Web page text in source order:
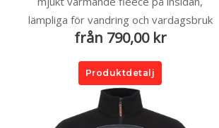
lämpliga för vandring och vardagsbruk
från 790,00 kr
Produktdetalj